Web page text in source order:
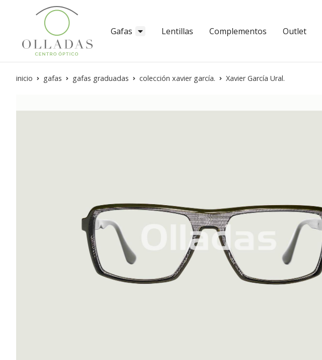
Gafas Lentillas Complementos Outlet
inicio gafas gafas graduadas colección xavier garcía. Xavier García Ural.